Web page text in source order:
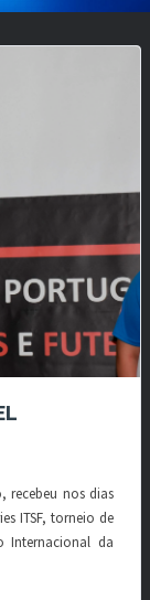
recebeu nos dias
ITSF, torneio de
Internacional da